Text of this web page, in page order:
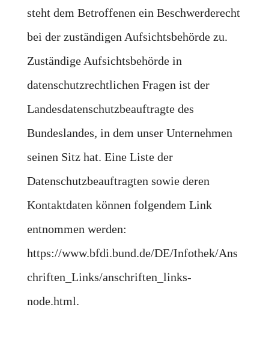
steht dem Betroffenen ein Beschwerderecht
bei der zuständigen Aufsichtsbehörde zu.
Zuständige Aufsichtsbehörde in
datenschutzrechtlichen Fragen ist der
Landesdatenschutzbeauftragte des
Bundeslandes, in dem unser Unternehmen
seinen Sitz hat. Eine Liste der
Datenschutzbeauftragten sowie deren
Kontaktdaten können folgendem Link
entnommen werden:
https://www.bfdi.bund.de/DE/Infothek/Ans
chriften_Links/anschriften_links-
node.html.